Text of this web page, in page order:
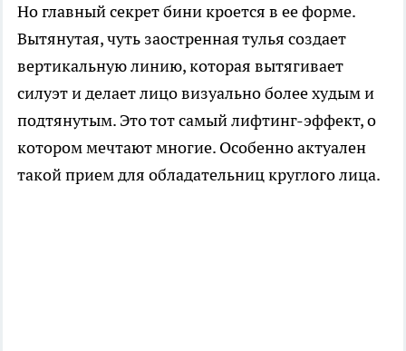
Но главный секрет бини кроется в ее форме.
Вытянутая, чуть заостренная тулья создает
вертикальную линию, которая вытягивает
силуэт и делает лицо визуально более худым и
подтянутым. Это тот самый лифтинг-эффект, о
котором мечтают многие. Особенно актуален
такой прием для обладательниц круглого лица.